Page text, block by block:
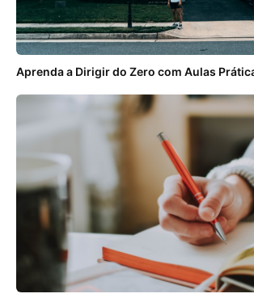
Aprenda a Dirigir do Zero com Aulas